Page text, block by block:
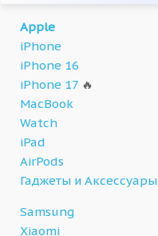
Apple
iPhone
iPhone 16
iPhone 17 🔥
MacBook
Watch
iPad
AirPods
Гаджеты и Аксессуары
Samsung
Xiaomi